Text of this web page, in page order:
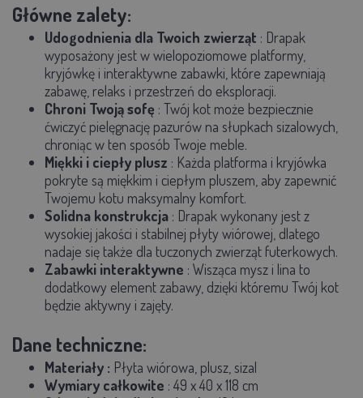
Główne zalety:
Udogodnienia dla Twoich zwierząt : Drapak
wyposażony jest w wielopoziomowe platformy,
kryjówkę i interaktywne zabawki, które zapewniają
zabawę, relaks i przestrzeń do eksploracji.
Chroni Twoją sofę : Twój kot może bezpiecznie
ćwiczyć pielęgnację pazurów na słupkach sizalowych,
chroniąc w ten sposób Twoje meble.
Miękki i ciepły plusz : Każda platforma i kryjówka
pokryte są miękkim i ciepłym pluszem, aby zapewnić
Twojemu kotu maksymalny komfort.
Solidna konstrukcja : Drapak wykonany jest z
wysokiej jakości i stabilnej płyty wiórowej, dlatego
nadaje się także dla tuczonych zwierząt futerkowych.
Zabawki interaktywne : Wisząca mysz i lina to
dodatkowy element zabawy, dzięki któremu Twój kot
będzie aktywny i zajęty.
Dane techniczne:
Materiały : Płyta wiórowa, plusz, sizal
Wymiary całkowite : 49 x 40 x 118 cm